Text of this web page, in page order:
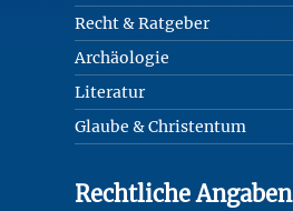
Recht & Ratgeber
Archäologie
Literatur
Glaube & Christentum
Rechtliche Angaben